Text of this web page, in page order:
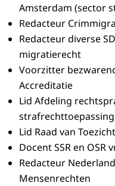
Amsterdam (sector
Redacteur
Redacteur diverse
migratierecht
Voorzitter
Accreditatie
Lid Afdeling
strafrechttoepassing
Lid Raad van
Docent SSR en
Redacteur
Mensenrechten